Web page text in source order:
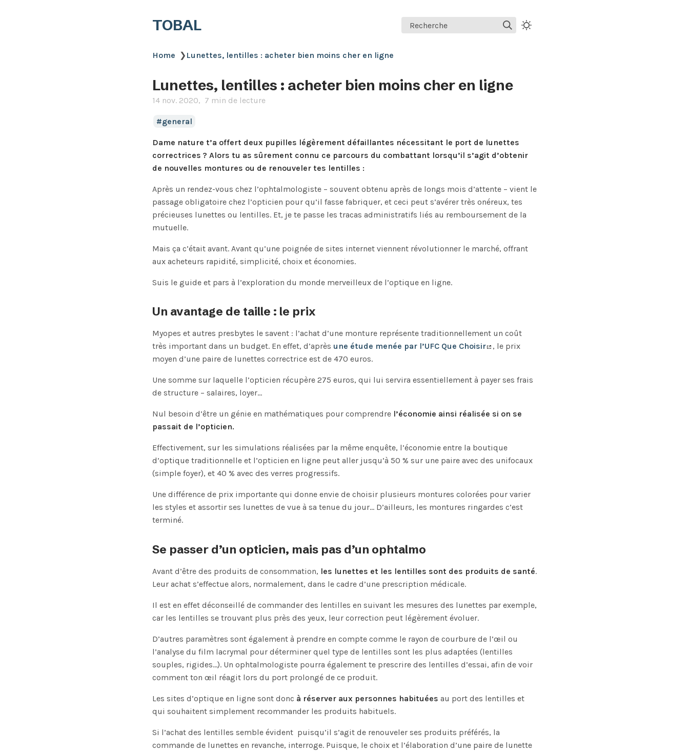
TOBAL Recherche
Home ❯ Lunettes, lentilles : acheter bien moins cher en ligne
Lunettes, lentilles : acheter bien moins cher en ligne
14 nov. 2020 7 min de lecture
general
Dame nature t’a offert deux pupilles légèrement défaillantes nécessitant le port de lunettes
correctrices ? Alors tu as sûrement connu ce parcours du combattant lorsqu’il s’agit d’obtenir
de nouvelles montures ou de renouveler tes lentilles :
Après un rendez-vous chez l’ophtalmologiste – souvent obtenu après de longs mois d’attente – vient le
passage obligatoire chez l’opticien pour qu’il fasse fabriquer, et ceci peut s’avérer très onéreux, tes
précieuses lunettes ou lentilles. Et, je te passe les tracas administratifs liés au remboursement de la
mutuelle.
Mais ça c’était avant. Avant qu’une poignée de sites internet viennent révolutionner le marché, offrant
aux acheteurs rapidité, simplicité, choix et économies.
Suis le guide et pars à l’exploration du monde merveilleux de l’optique en ligne.
Un avantage de taille : le prix
Myopes et autres presbytes le savent : l’achat d’une monture représente traditionnellement un coût
très important dans un budget. En effet, d’après une étude menée par l’UFC Que Choisir
, le prix
moyen d’une paire de lunettes correctrice est de 470 euros.
Une somme sur laquelle l’opticien récupère 275 euros, qui lui servira essentiellement à payer ses frais
de structure – salaires, loyer…
Nul besoin d’être un génie en mathématiques pour comprendre l’économie ainsi réalisée si on se
passait de l’opticien.
Effectivement, sur les simulations réalisées par la même enquête, l’économie entre la boutique
d’optique traditionnelle et l’opticien en ligne peut aller jusqu’à 50 % sur une paire avec des unifocaux
(simple foyer), et 40 % avec des verres progressifs.
Une différence de prix importante qui donne envie de choisir plusieurs montures colorées pour varier
les styles et assortir ses lunettes de vue à sa tenue du jour… D’ailleurs, les montures ringardes c’est
terminé.
Se passer d’un opticien, mais pas d’un ophtalmo
Avant d’être des produits de consommation, les lunettes et les lentilles sont des produits de santé.
Leur achat s’effectue alors, normalement, dans le cadre d’une prescription médicale.
Il est en effet déconseillé de commander des lentilles en suivant les mesures des lunettes par exemple,
car les lentilles se trouvant plus près des yeux, leur correction peut légèrement évoluer.
D’autres paramètres sont également à prendre en compte comme le rayon de courbure de l’œil ou
l’analyse du film lacrymal pour déterminer quel type de lentilles sont les plus adaptées (lentilles
souples, rigides…). Un ophtalmologiste pourra également te prescrire des lentilles d’essai, afin de voir
comment ton œil réagit lors du port prolongé de ce produit.
Les sites d’optique en ligne sont donc à réserver aux personnes habituées au port des lentilles et
qui souhaitent simplement recommander les produits habituels.
Si l’achat des lentilles semble évident puisqu’il s’agit de renouveler ses produits préférés, la
commande de lunettes en revanche, interroge. Puisque, le choix et l’élaboration d’une paire de lunette